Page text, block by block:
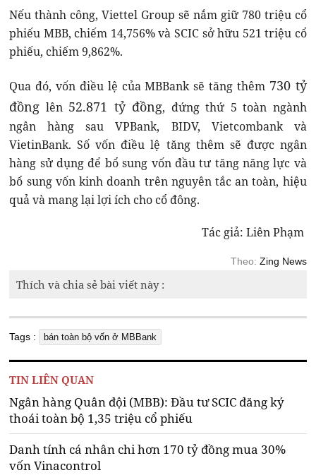
Nếu thành công, Viettel Group sẽ nắm giữ 780 triệu cổ
phiếu MBB, chiếm 14,756% và SCIC sở hữu 521 triệu cổ
phiếu, chiếm 9,862%.
Qua đó, vốn điều lệ của MBBank sẽ tăng thêm 730 tỷ
đồng lên 52.871 tỷ đồng, đứng thứ 5 toàn ngành
ngân hàng sau VPBank, BIDV, Vietcombank và
VietinBank. Số vốn điều lệ tăng thêm sẽ được ngân
hàng sử dụng để bổ sung vốn đầu tư tăng năng lực và
bổ sung vốn kinh doanh trên nguyên tắc an toàn, hiệu
quả và mang lại lợi ích cho cổ đông.
Tác giả: Liên Phạm
Theo: Zing News
Thích và chia sẻ bài viết này :
Tags : bán toàn bộ vốn ở MBBank
TIN LIÊN QUAN
Ngân hàng Quân đội (MBB): Đầu tư SCIC đăng ký
thoái toàn bộ 1,35 triệu cổ phiếu
Danh tính cá nhân chi hơn 170 tỷ đồng mua 30%
vốn Vinacontrol